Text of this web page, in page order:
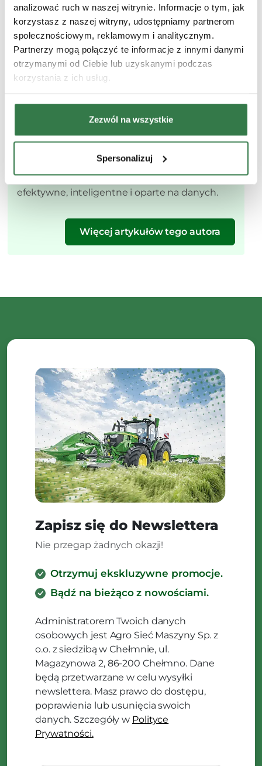
analizować ruch w naszej witrynie. Informacje o tym, jak
korzystasz z naszej witryny, udostępniamy partnerom
społecznościowym, reklamowym i analitycznym.
Partnerzy mogą połączyć te informacje z innymi danymi
otrzymanymi od Ciebie lub uzyskanymi podczas
korzystania z ich usług.
Zezwól na wszystkie
Spersonalizuj
Ukończyła wieloetapowe szkolenia John Deere
Polska. Swobodnie porusza się w
zaawansowanych technologiach rolniczych i na
uprawie precyzyjnej oraz zrównoważonej
produkcji — z naciskiem na rolnictwo jutra:
efektywne, inteligentne i oparte na danych.
Więcej artykułów tego autora
Zapisz się do Newslettera
Nie przegap żadnych okazji!
Otrzymuj ekskluzywne promocje.
Bądź na bieżąco z nowościami.
Administratorem Twoich danych
osobowych jest Agro Sieć Maszyny Sp. z
o.o. z siedzibą w Chełmnie, ul.
Magazynowa 2, 86-200 Chełmno. Dane
będą przetwarzane w celu wysyłki
newslettera. Masz prawo do dostępu,
poprawienia lub usunięcia swoich
danych. Szczegóły w Polityce
Prywatności.